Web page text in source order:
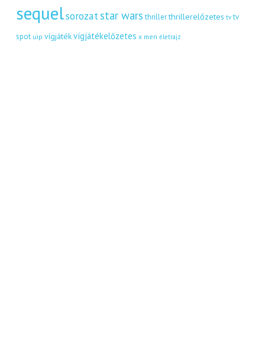
sequelsorozat star wars thriller thrillerelőzetes tv tv
spot uip vígjátékvígjátékelőzetes x men életrajz